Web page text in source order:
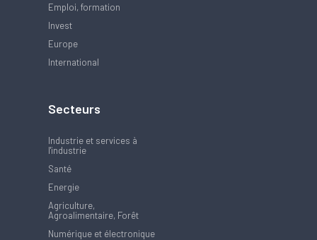
Emploi, formation
Invest
Europe
International
Secteurs
Industrie et services à
l'industrie
Santé
Energie
Agriculture,
Agroalimentaire, Forêt
Numérique et électronique